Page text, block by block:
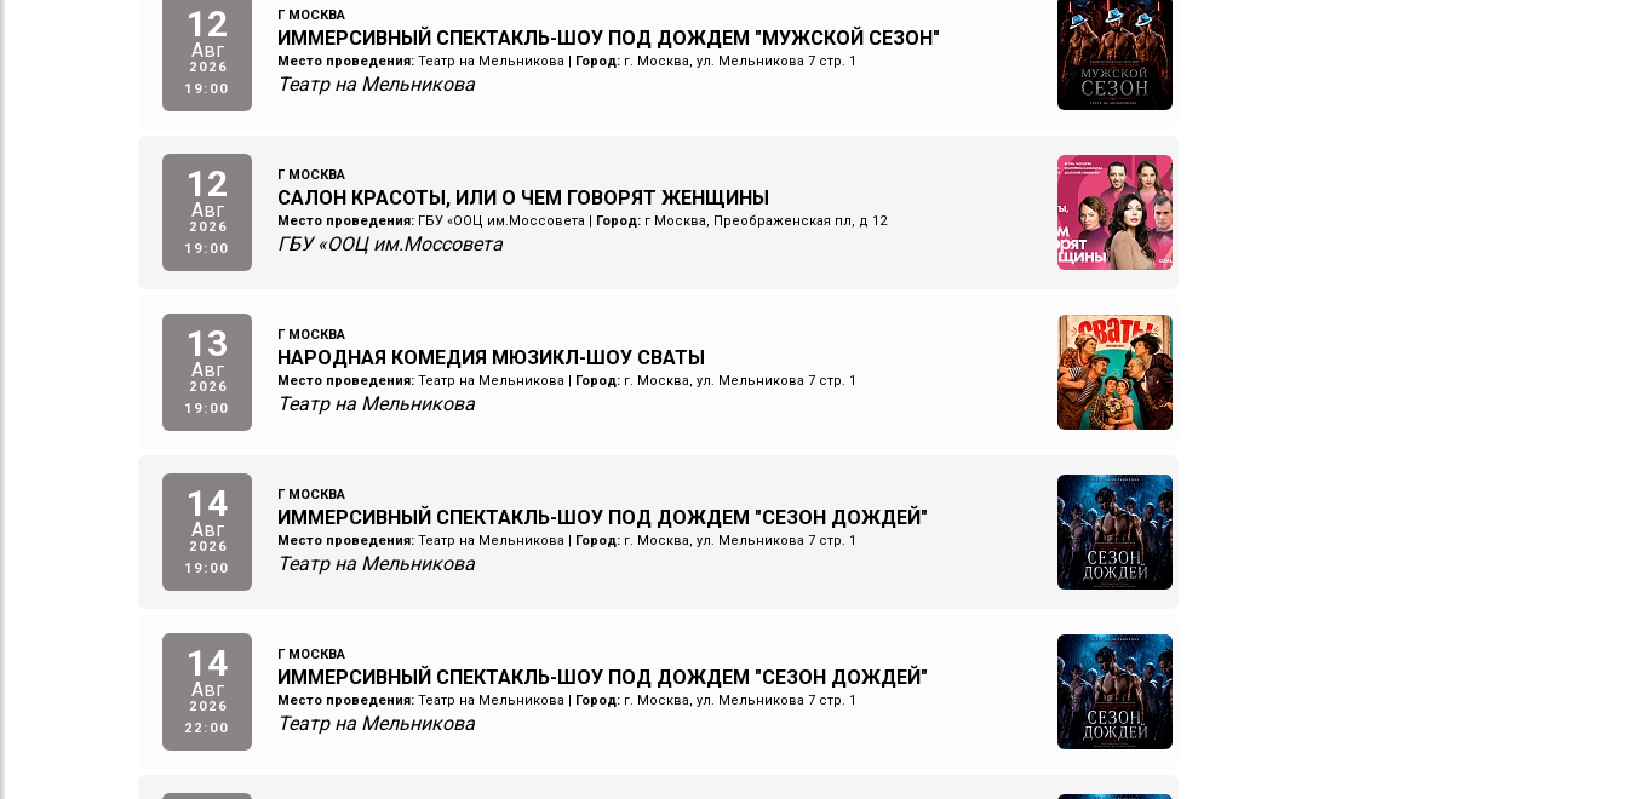
12
Авг
2026
19:00
Г МОСКВА
ИММЕРСИВНЫЙ СПЕКТАКЛЬ-ШОУ ПОД ДОЖДЕМ "МУЖСКОЙ СЕЗОН"
Место проведения:Театр на Мельникова | Город:г. Москва, ул. Мельникова 7 стр. 1
Театр на Мельникова
12
Авг
2026
19:00
Г МОСКВА
САЛОН КРАСОТЫ, ИЛИ О ЧЕМ ГОВОРЯТ ЖЕНЩИНЫ
Место проведения:ГБУ «ООЦ им.Моссовета | Город:г Москва, Преображенская пл, д 12
ГБУ «ООЦ им.Моссовета
13
Авг
2026
19:00
Г МОСКВА
НАРОДНАЯ КОМЕДИЯ МЮЗИКЛ-ШОУ СВАТЫ
Место проведения:Театр на Мельникова | Город:г. Москва, ул. Мельникова 7 стр. 1
Театр на Мельникова
14
Авг
2026
19:00
Г МОСКВА
ИММЕРСИВНЫЙ СПЕКТАКЛЬ-ШОУ ПОД ДОЖДЕМ "СЕЗОН ДОЖДЕЙ"
Место проведения:Театр на Мельникова | Город:г. Москва, ул. Мельникова 7 стр. 1
Театр на Мельникова
14
Авг
2026
22:00
Г МОСКВА
ИММЕРСИВНЫЙ СПЕКТАКЛЬ-ШОУ ПОД ДОЖДЕМ "СЕЗОН ДОЖДЕЙ"
Место проведения:Театр на Мельникова | Город:г. Москва, ул. Мельникова 7 стр. 1
Театр на Мельникова